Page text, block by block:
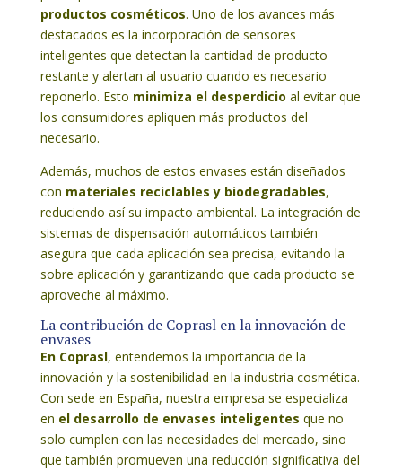
productos cosméticos. Uno de los avances más
destacados es la incorporación de sensores
inteligentes que detectan la cantidad de producto
restante y alertan al usuario cuando es necesario
reponerlo. Esto minimiza el desperdicio al evitar que
los consumidores apliquen más productos del
necesario.
Además, muchos de estos envases están diseñados
con materiales reciclables y biodegradables,
reduciendo así su impacto ambiental. La integración de
sistemas de dispensación automáticos también
asegura que cada aplicación sea precisa, evitando la
sobre aplicación y garantizando que cada producto se
aproveche al máximo.
La contribución de Coprasl en la innovación de
envases
En Coprasl, entendemos la importancia de la
innovación y la sostenibilidad en la industria cosmética.
Con sede en España, nuestra empresa se especializa
en el desarrollo de envases inteligentes que no
solo cumplen con las necesidades del mercado, sino
que también promueven una reducción significativa del